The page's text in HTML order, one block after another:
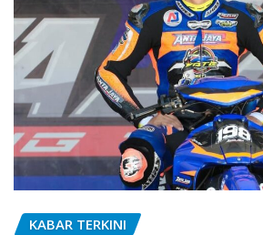
KABAR TERKINI